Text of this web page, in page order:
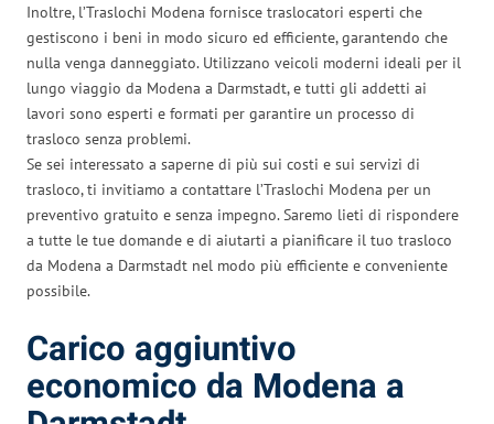
Inoltre, l’Traslochi Modena fornisce traslocatori esperti che
gestiscono i beni in modo sicuro ed efficiente, garantendo che
nulla venga danneggiato. Utilizzano veicoli moderni ideali per il
lungo viaggio da Modena a Darmstadt, e tutti gli addetti ai
lavori sono esperti e formati per garantire un processo di
trasloco senza problemi.
Se sei interessato a saperne di più sui costi e sui servizi di
trasloco, ti invitiamo a contattare l’Traslochi Modena per un
preventivo gratuito e senza impegno. Saremo lieti di rispondere
a tutte le tue domande e di aiutarti a pianificare il tuo trasloco
da Modena a Darmstadt nel modo più efficiente e conveniente
possibile.
Carico aggiuntivo
economico da Modena a